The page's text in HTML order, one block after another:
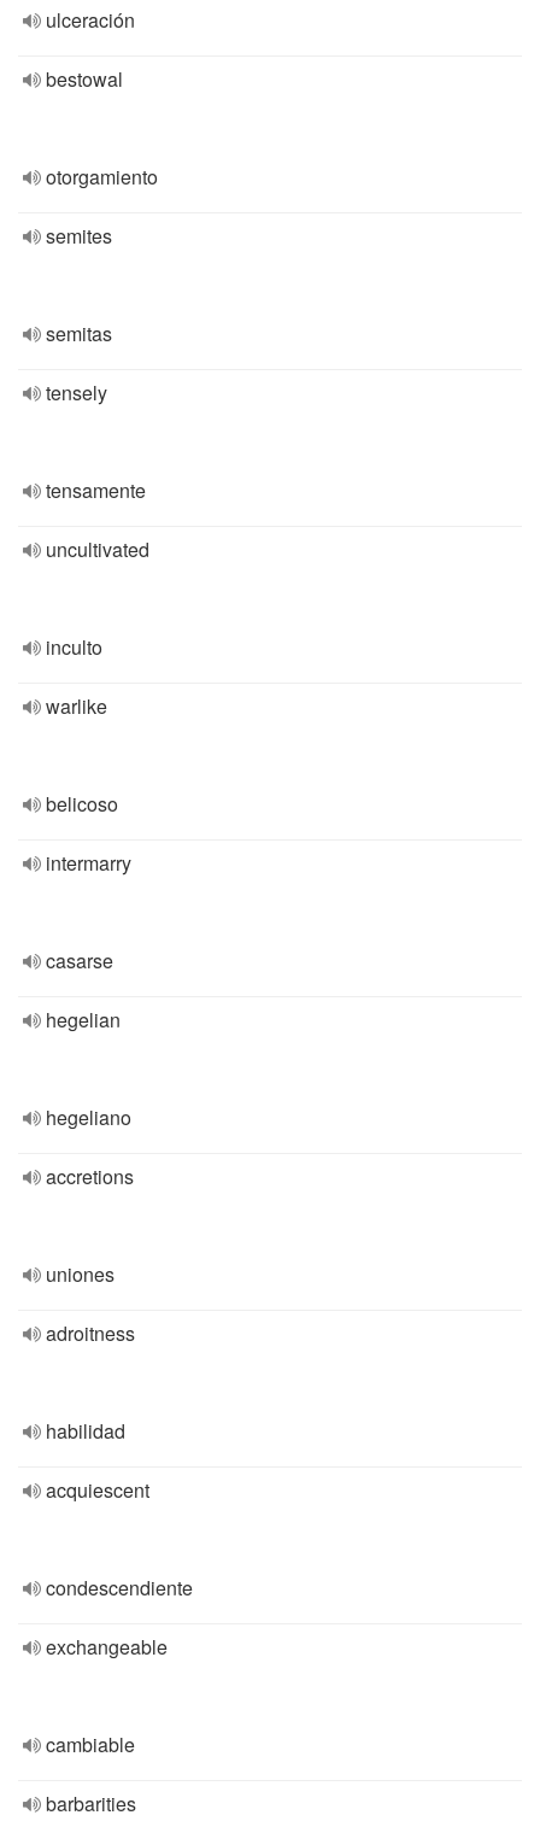
ulceración
bestowal
otorgamiento
semites
semitas
tensely
tensamente
uncultivated
inculto
warlike
belicoso
intermarry
casarse
hegelian
hegeliano
accretions
uniones
adroitness
habilidad
acquiescent
condescendiente
exchangeable
cambiable
barbarities